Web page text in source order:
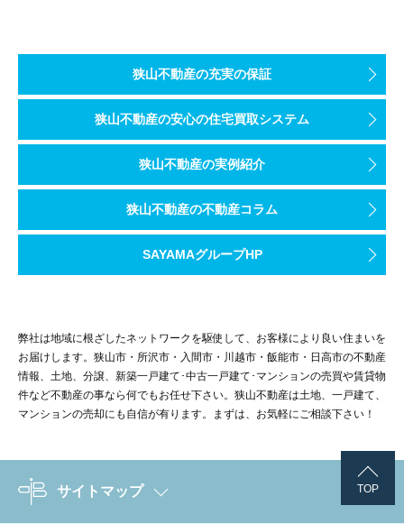
狭山不動産の充実の保証
狭山不動産の安心の住宅買取システム
狭山不動産の実例紹介
狭山不動産の不動産コラム
SAYAMAグループHP
弊社は地域に根ざしたネットワークを駆使して、お客様により良い住まいを
お届けします。狭山市・所沢市・入間市・川越市・飯能市・日高市の不動産
情報、土地、分譲、新築一戸建て･中古一戸建て･マンションの売買や賃貸物
件など不動産の事なら何でもお任せ下さい。狭山不動産は土地、一戸建て、
マンションの売却にも自信が有ります。まずは、お気軽にご相談下さい！
TOP
サイトマップ